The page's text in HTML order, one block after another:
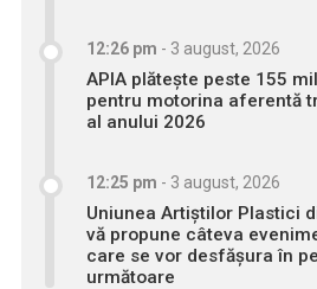
12:26 pm - 3 august, 2026
APIA plătește peste 155
pentru motorina aferentă
al anului 2026
12:25 pm - 3 august, 2026
Uniunea Artiștilor Plastici
vă propune câteva
care se vor desfășura în
următoare